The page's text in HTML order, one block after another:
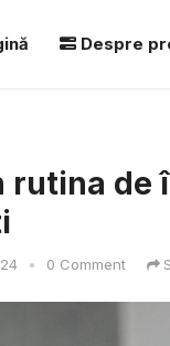
Despre
rutina de
• 0 Comment